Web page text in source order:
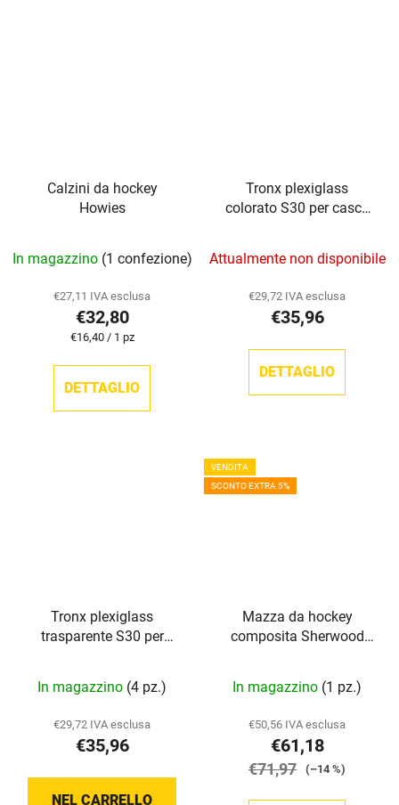
Calzini da hockey
Howies
valutazione
media
del
prodotto
è
5,0
su
In magazzino (1 confezione)
€27,11 IVA esclusa
€32,80
Prezzo
misura:
€16,40 / 1 pz
DETTAGLIO
Tronx plexiglass
colorato S30 per casco
Attualmente non disponibile
€29,72 IVA esclusa
€35,96
DETTAGLIO
Tronx plexiglass
trasparente S30 per
In magazzino (4 pz.)
€29,72 IVA esclusa
€35,96
NEL CARRELLO
VENDITA
SCONTO EXTRA 5%
Mazza da hockey
composita Sherwood
In magazzino (1 pz.)
€50,56 IVA esclusa
€61,18
€71,97 (–14 %)